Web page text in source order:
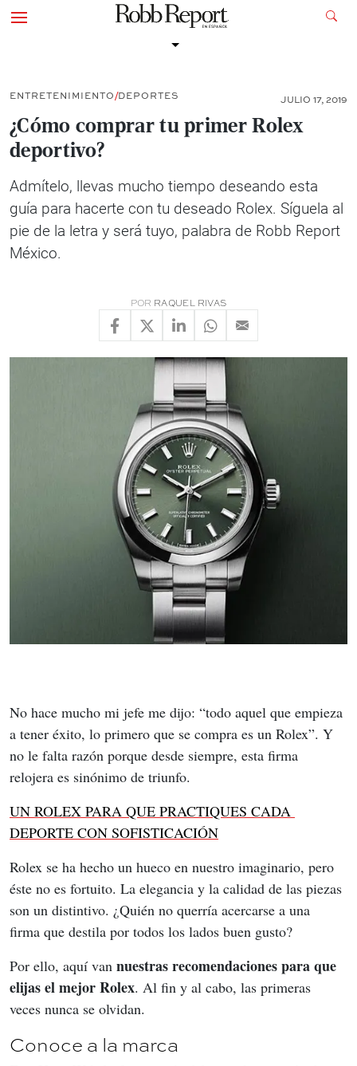
ENTRETENIMIENTO DEPORTES JULIO 17, 2019
¿Cómo comprar tu primer Rolex
deportivo?
Admítelo, llevas mucho tiempo deseando esta
guía para hacerte con tu deseado Rolex. Síguela al
pie de la letra y será tuyo, palabra de Robb Report
México.
POR RAQUEL RIVAS
No hace mucho mi jefe me dijo: “todo aquel que empieza
a tener éxito, lo primero que se compra es un Rolex”. Y
no le falta razón porque desde siempre, esta firma
relojera es sinónimo de triunfo.
UN ROLEX PARA QUE PRACTIQUES CADA
DEPORTE CON SOFISTICACIÓN
Rolex se ha hecho un hueco en nuestro imaginario, pero
éste no es fortuito. La elegancia y la calidad de las piezas
son un distintivo. ¿Quién no querría acercarse a una
firma que destila por todos los lados buen gusto?
Por ello, aquí van nuestras recomendaciones para que
elijas el mejor Rolex. Al fin y al cabo, las primeras
veces nunca se olvidan.
Conoce a la marca